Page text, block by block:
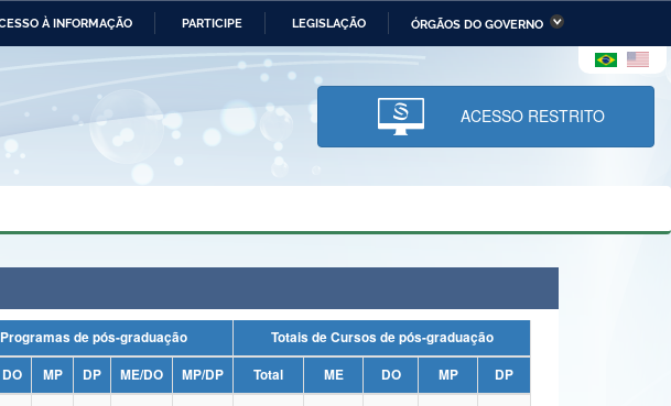
À INFORMAÇÃO PARTICIPE LEGISLAÇÃO ÓRGÃOS DO GOVERNO
Relações Ministério da Economia Ministério da Infraestrutura
Ministério da Ciência,
Tecnologia, Inovações e
Comunicações
e dos Direitos Humanos
do Brasil Planalto
ACESSO RESTRITO
Total de Programas de pós-graduação
Totais de Cursos de pós-graduação
DO MP DP ME/DO MP/DP Total ME DO MP
DP